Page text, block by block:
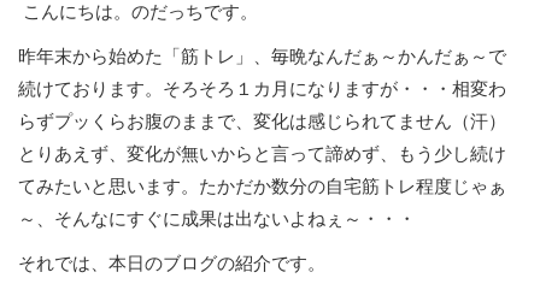
こんにちは。のだっちです。
昨年末から始めた「筋トレ」、毎晩なんだぁ～かんだぁ～で
続けております。そろそろ１カ月になりますが・・・相変わ
らずプッくらお腹のままで、変化は感じられてません（汗）
とりあえず、変化が無いからと言って諦めず、もう少し続け
てみたいと思います。たかだか数分の自宅筋トレ程度じゃぁ
～、そんなにすぐに成果は出ないよねぇ～・・・
それでは、本日のブログの紹介です。